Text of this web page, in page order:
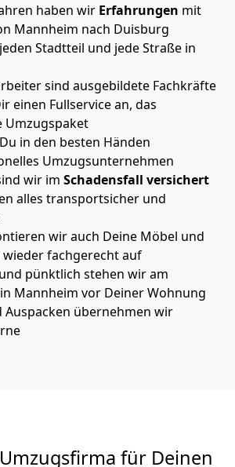
haben wir Erfahrungen mit
Mannheim nach Duisburg
Stadtteil und jede Straße in
sind ausgebildete Fachkräfte
einen Fullservice an, das
in den besten Händen
Umzugsunternehmen
wir im Schadensfall versichert
alles transportsicher und
wir auch Deine Möbel und
wieder fachgerecht auf
pünktlich stehen wir am
Mannheim vor Deiner Wohnung
Auspacken übernehmen wir
für Deinen